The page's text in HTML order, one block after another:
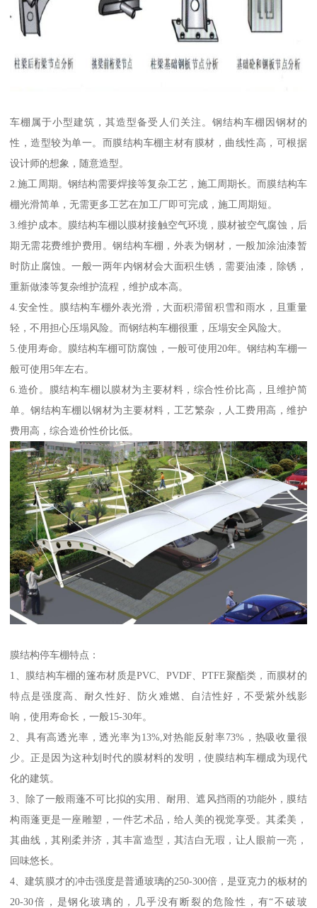
车棚属于小型建筑，其造型备受人们关注。钢结构车棚因钢材的
性，造型较为单一。而膜结构车棚主材有膜材，曲线性高，可根据
设计师的想象，随意造型。
2.施工周期。钢结构需要焊接等复杂工艺，施工周期长。而膜结构车
棚光滑简单，无需更多工艺在加工厂即可完成，施工周期短。
3.维护成本。膜结构车棚以膜材接触空气环境，膜材被空气腐蚀，后
期无需花费维护费用。钢结构车棚，外表为钢材，一般加涂油漆暂
时防止腐蚀。一般一两年内钢材会大面积生锈，需要油漆，除锈，
重新做漆等复杂维护流程，维护成本高。
4.安全性。膜结构车棚外表光滑，大面积滞留积雪和雨水，且重量
轻，不用担心压塌风险。而钢结构车棚很重，压塌安全风险大。
5.使用寿命。膜结构车棚可防腐蚀，一般可使用20年。钢结构车棚一
般可使用5年左右。
6.造价。膜结构车棚以膜材为主要材料，综合性价比高，且维护简
单。钢结构车棚以钢材为主要材料，工艺繁杂，人工费用高，维护
费用高，综合造价性价比低。
膜结构停车棚特点：
1、膜结构车棚的篷布材质是PVC、PVDF、PTFE聚酯类，而膜材的
特点是强度高、耐久性好、防火难燃、自洁性好，不受紫外线影
响，使用寿命长，一般15-30年。
2、具有高透光率，透光率为13%,对热能反射率73%，热吸收量很
少。正是因为这种划时代的膜材料的发明，使膜结构车棚成为现代
化的建筑。
3、除了一般雨蓬不可比拟的实用、耐用、遮风挡雨的功能外，膜结
构雨蓬更是一座雕塑，一件艺术品，给人美的视觉享受。其柔美，
其曲线，其刚柔并济，其丰富造型，其洁白无瑕，让人眼前一亮，
回味悠长。
4、建筑膜才的冲击强度是普通玻璃的250-300倍，是亚克力的板材的
20-30倍，是钢化玻璃的，几乎没有断裂的危险性，有“不破玻